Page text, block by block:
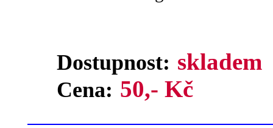
Dostupnost: skladem
Cena: 50,- Kč